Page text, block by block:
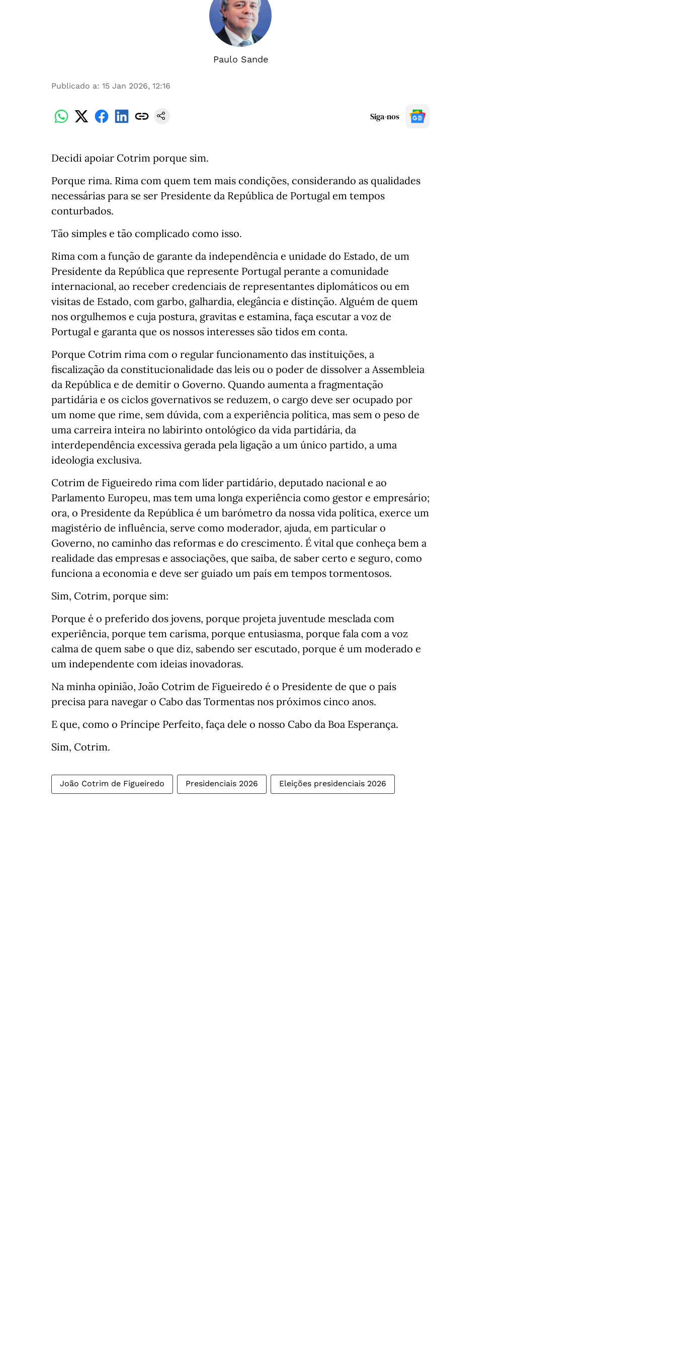
Paulo Sande
Publicado a: 15 Jan 2026, 12:16
Siga-nos
Decidi apoiar Cotrim porque sim.
Porque rima. Rima com quem tem mais condições, considerando as qualidades
necessárias para se ser Presidente da República de Portugal em tempos
conturbados.
Tão simples e tão complicado como isso.
Rima com a função de garante da independência e unidade do Estado, de um
Presidente da República que represente Portugal perante a comunidade
internacional, ao receber credenciais de representantes diplomáticos ou em
visitas de Estado, com garbo, galhardia, elegância e distinção. Alguém de quem
nos orgulhemos e cuja postura, gravitas e estamina, faça escutar a voz de
Portugal e garanta que os nossos interesses são tidos em conta.
Porque Cotrim rima com o regular funcionamento das instituições, a
fiscalização da constitucionalidade das leis ou o poder de dissolver a Assembleia
da República e de demitir o Governo. Quando aumenta a fragmentação
partidária e os ciclos governativos se reduzem, o cargo deve ser ocupado por
um nome que rime, sem dúvida, com a experiência política, mas sem o peso de
uma carreira inteira no labirinto ontológico da vida partidária, da
interdependência excessiva gerada pela ligação a um único partido, a uma
ideologia exclusiva.
Cotrim de Figueiredo rima com líder partidário, deputado nacional e ao
Parlamento Europeu, mas tem uma longa experiência como gestor e empresário;
ora, o Presidente da República é um barómetro da nossa vida política, exerce um
magistério de influência, serve como moderador, ajuda, em particular o
Governo, no caminho das reformas e do crescimento. É vital que conheça bem a
realidade das empresas e associações, que saiba, de saber certo e seguro, como
funciona a economia e deve ser guiado um país em tempos tormentosos.
Sim, Cotrim, porque sim:
Porque é o preferido dos jovens, porque projeta juventude mesclada com
experiência, porque tem carisma, porque entusiasma, porque fala com a voz
calma de quem sabe o que diz, sabendo ser escutado, porque é um moderado e
um independente com ideias inovadoras.
Na minha opinião, João Cotrim de Figueiredo é o Presidente de que o país
precisa para navegar o Cabo das Tormentas nos próximos cinco anos.
E que, como o Príncipe Perfeito, faça dele o nosso Cabo da Boa Esperança.
Sim, Cotrim.
João Cotrim de Figueiredo Presidenciais 2026 Eleições presidenciais 2026